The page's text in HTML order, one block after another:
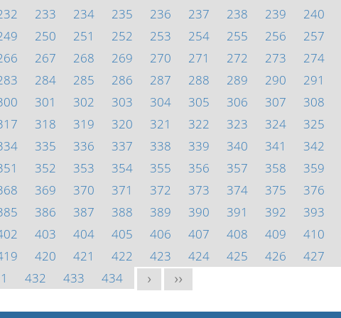
233 234 235 236 237 238 239 240
250 251 252 253 254 255 256 257
267 268 269 270 271 272 273 274
284 285 286 287 288 289 290 291
301 302 303 304 305 306 307 308
318 319 320 321 322 323 324 325
335 336 337 338 339 340 341 342
352 353 354 355 356 357 358 359
369 370 371 372 373 374 375 376
386 387 388 389 390 391 392 393
403 404 405 406 407 408 409 410
420 421 422 423 424 425 426 427
432 433 434 > >>